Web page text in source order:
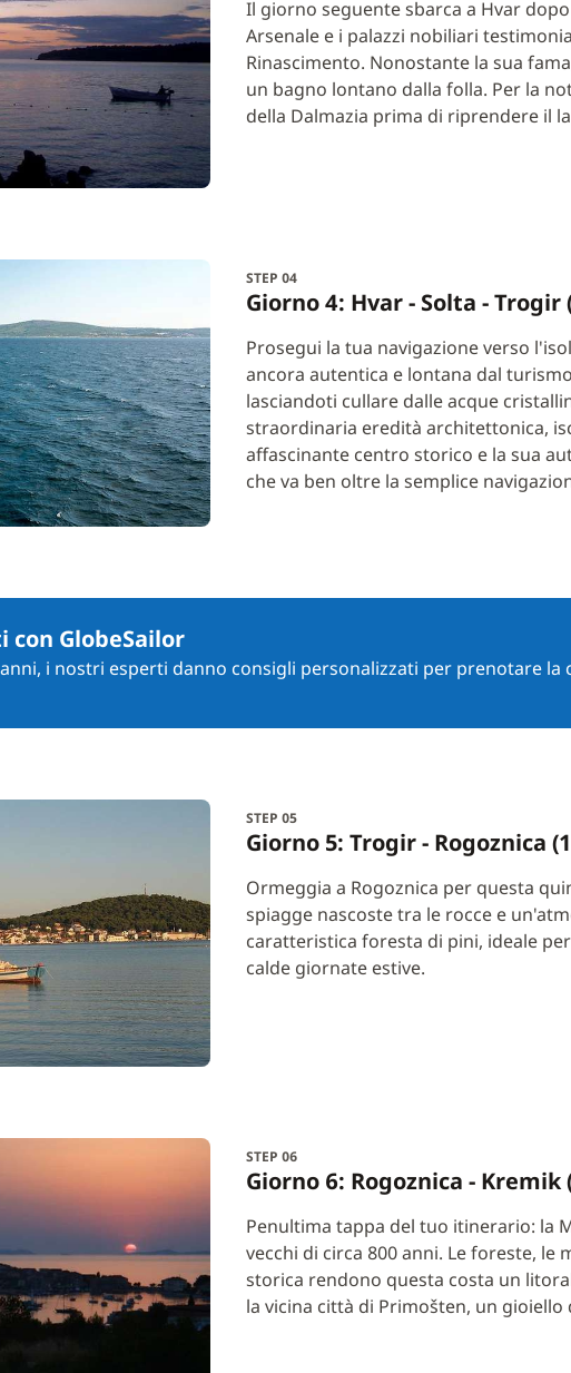
Il giorno seguente sbarca a Hvar
Arsenale e i palazzi nobiliari
Rinascimento. Nonostante la sua
un bagno lontano dalla folla. Per la
della Dalmazia prima di riprendere il
STEP 04
Giorno 4: Hvar - Solta -
Prosegui la tua navigazione verso
ancora autentica e lontana dal
lasciandoti cullare dalle acque
straordinaria eredità architettonica,
affascinante centro storico e la sua
che va ben oltre la semplice
con GlobeSailor
anni, i nostri esperti danno consigli personalizzati per prenotare
STEP 05
Giorno 5: Trogir - Rogoznica
Ormeggia a Rogoznica per questa
spiagge nascoste tra le rocce e
caratteristica foresta di pini, ideale
calde giornate estive.
STEP 06
Giorno 6: Rogoznica -
Penultima tappa del tuo itinerario: la
vecchi di circa 800 anni. Le foreste,
storica rendono questa costa un
la vicina città di Primošten, un